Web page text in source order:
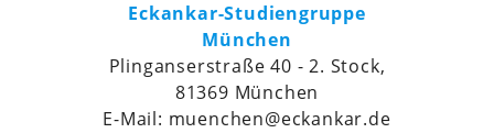
Eckankar-Studiengruppe
München
Plinganserstraße 40 - 2. Stock,
81369 München
E-Mail: muenchen@eckankar.de